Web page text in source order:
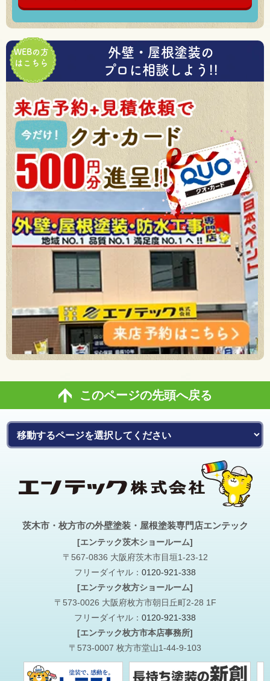
WEBの方
はこちら
外壁・屋根塗装の
プロに相談しよう!!
このページの先頭へ戻る
茨木市・枚方市の外壁塗装・屋根塗装専門店エンテック
[エンテック茨木ショールーム]
〒567-0836 大阪府茨木市目垣1-23-12
フリーダイヤル： 0120-921-338
[エンテック枚方ショールーム]
〒573-0026 大阪府枚方市朝日丘町2-28 1F
フリーダイヤル： 0120-921-338
[エンテック枚方市本店事務所]
〒573-0007 枚方市堂山1-44-9-103